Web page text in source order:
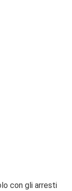
con gli arresti